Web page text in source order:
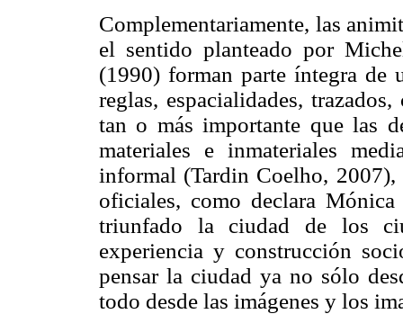
Complementariamente, las
el sentido planteado por
(1990) forman parte íntegra de
reglas, espacialidades,
tan o más importante que las
materiales e inmateriales
informal (Tardin Coelho,
oficiales, como declara
triunfado la ciudad de los
experiencia y construcción
pensar la ciudad ya no sólo
todo desde las imágenes y los